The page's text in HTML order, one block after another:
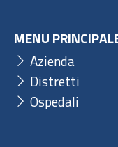
MENU
Azienda
Distretti
Ospedali